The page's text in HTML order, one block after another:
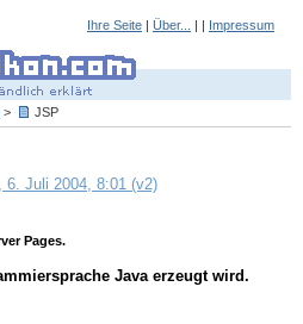
Ihre Seite | Über... | | Impressum
> JSP
6. Juli 2004, 8:01 (v2)
Pages.
Java erzeugt wird.